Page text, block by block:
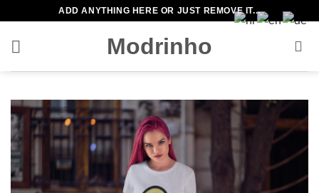
springen
ADD ANYTHING HERE OR JUST REMOVE IT...
Modrinho